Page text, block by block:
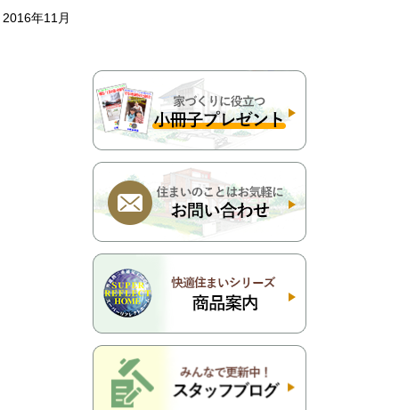
2016年11月